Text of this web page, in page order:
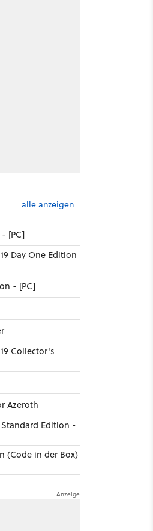
alle anzeigen
[PC]
Day One Edition
- [PC]
Collector's
Azeroth
Standard Edition -
(Code in der Box)